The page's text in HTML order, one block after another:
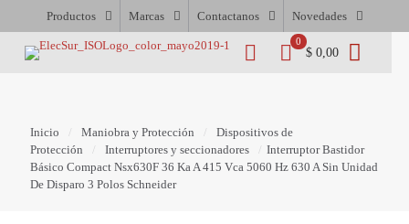
Productos Marcas Contactanos Novedades
0
$ 0,00
Inicio Maniobra y Protección
Dispositivos de
Protección
Interruptores y seccionadores
Interruptor Bastidor
Básico Compact Nsx630F 36 Ka A 415 Vca 5060 Hz 630 A Sin Unidad
De Disparo 3 Polos Schneider